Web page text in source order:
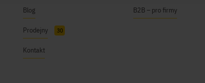
Blog
Prodejny 30
Kontakt
B2B – pro firmy